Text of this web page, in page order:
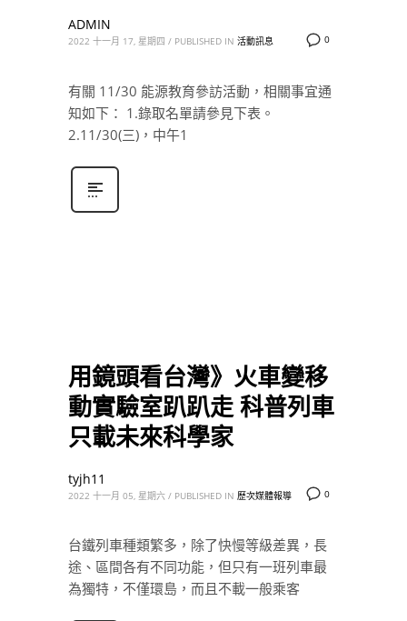
0
ADMIN
2022 十一月 17, 星期四 / PUBLISHED IN 活動訊息
有關 11/30 能源教育參訪活動，相關事宜通
知如下： 1.錄取名單請參見下表。
2.11/30(三)，中午1
用鏡頭看台灣》火車變移
動實驗室趴趴走 科普列車
只載未來科學家
0
tyjh11
2022 十一月 05, 星期六 / PUBLISHED IN 歷次媒體報導
台鐵列車種類繁多，除了快慢等級差異，長
途、區間各有不同功能，但只有一班列車最
為獨特，不僅環島，而且不載一般乘客